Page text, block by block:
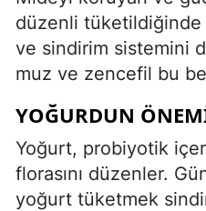
düzenli tüketildiğinde
ve sindirim sistemini
muz ve zencefil bu
YOĞURDUN
Yoğurt, probiyotik
florasını düzenler.
yoğurt tüketmek